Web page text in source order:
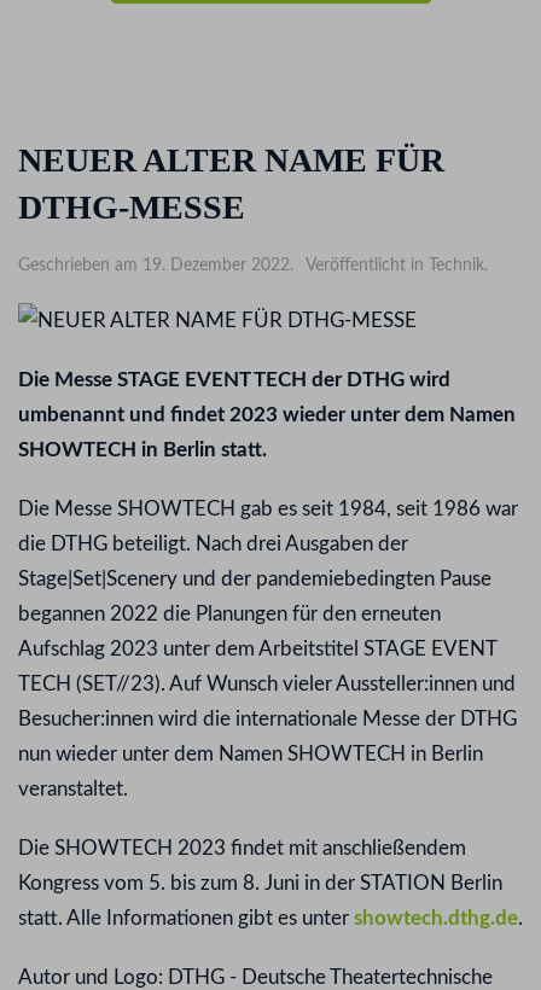
NEUER ALTER NAME FÜR
DTHG-MESSE
Geschrieben am 19. Dezember 2022. Veröffentlicht in Technik.
Die Messe STAGE EVENT TECH der DTHG wird
umbenannt und findet 2023 wieder unter dem Namen
SHOWTECH in Berlin statt.
Die Messe SHOWTECH gab es seit 1984, seit 1986 war
die DTHG beteiligt. Nach drei Ausgaben der
Stage|Set|Scenery und der pandemiebedingten Pause
begannen 2022 die Planungen für den erneuten
Aufschlag 2023 unter dem Arbeitstitel STAGE EVENT
TECH (SET//23). Auf Wunsch vieler Aussteller:innen und
Besucher:innen wird die internationale Messe der DTHG
nun wieder unter dem Namen SHOWTECH in Berlin
veranstaltet.
Die SHOWTECH 2023 findet mit anschließendem
Kongress vom 5. bis zum 8. Juni in der STATION Berlin
statt. Alle Informationen gibt es unter showtech.dthg.de.
Autor und Logo: DTHG - Deutsche Theatertechnische